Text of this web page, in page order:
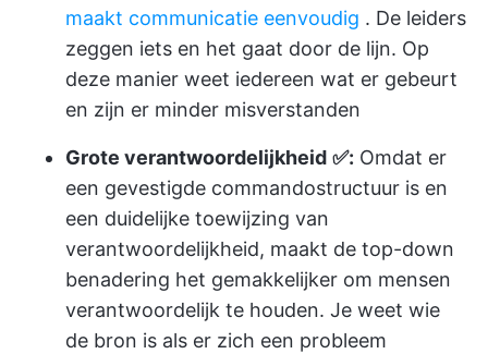
maakt communicatie eenvoudig . De leiders
zeggen iets en het gaat door de lijn. Op
deze manier weet iedereen wat er gebeurt
en zijn er minder misverstanden
Grote verantwoordelijkheid ✅: Omdat er
een gevestigde commandostructuur is en
een duidelijke toewijzing van
verantwoordelijkheid, maakt de top-down
benadering het gemakkelijker om mensen
verantwoordelijk te houden. Je weet wie
de bron is als er zich een probleem